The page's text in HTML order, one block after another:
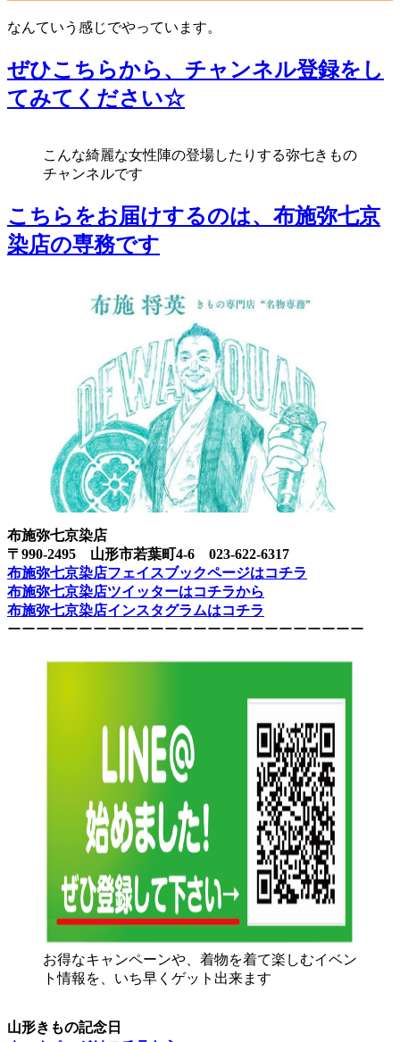
なんていう感じでやっています。
ぜひこちらから、チャンネル登録をし
てみてください☆
こんな綺麗な女性陣の登場したりする弥七きもの
チャンネルです
こちらをお届けするのは、布施弥七京
染店の専務です
布施弥七京染店
〒990-2495 山形市若葉町4-6 023-622-6317
布施弥七京染店フェイスブックページはコチラ
布施弥七京染店ツイッターはコチラから
布施弥七京染店インスタグラムはコチラ
ーーーーーーーーーーーーーーーーーーーーーーーーー
お得なキャンペーンや、着物を着て楽しむイベン
ト情報を、いち早くゲット出来ます
山形きもの記念日